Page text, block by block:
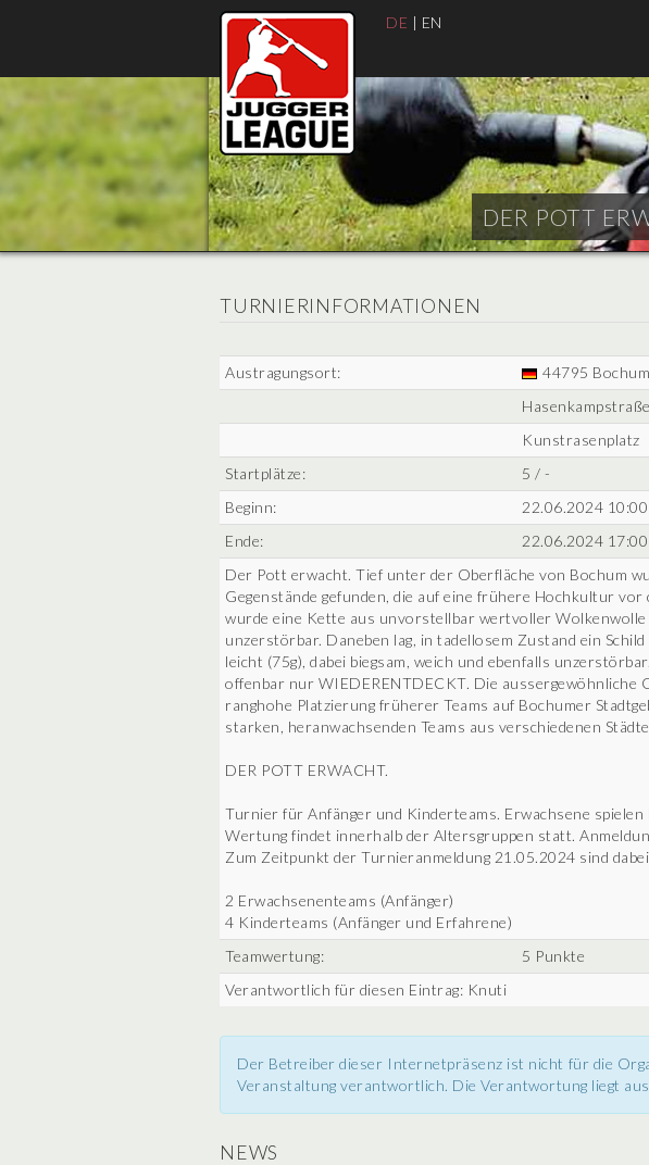
DE | EN
DER POTT
TURNIERINFORMATIONEN
Austragungsort:
44795 Bochum
Hasenkampstraße
Kunstrasenplatz
Startplätze:
5 / -
Beginn:
22.06.2024
Ende:
22.06.2024
Der Pott erwacht. Tief unter der Oberfläche von Bochum
Gegenstände gefunden, die auf eine frühere Hochkultur vor
wurde eine Kette aus unvorstellbar wertvoller Wolkenwolle
unzerstörbar. Daneben lag, in tadellosem Zustand ein
leicht (75g), dabei biegsam, weich und ebenfalls
offenbar nur WIEDERENTDECKT. Die aussergewöhnliche
ranghohe Platzierung früherer Teams auf Bochumer
starken, heranwachsenden Teams aus verschiedenen
DER POTT ERWACHT.
Turnier für Anfänger und Kinderteams. Erwachsene
Wertung findet innerhalb der Altersgruppen statt.
Zum Zeitpunkt der Turnieranmeldung 21.05.2024 sind
2 Erwachsenenteams (Anfänger)
4 Kinderteams (Anfänger und Erfahrene)
Teamwertung:
5 Punkte
Verantwortlich für diesen Eintrag: Knuti
Der Betreiber dieser Internetpräsenz ist nicht für die
Veranstaltung verantwortlich. Die Verantwortung liegt
NEWS